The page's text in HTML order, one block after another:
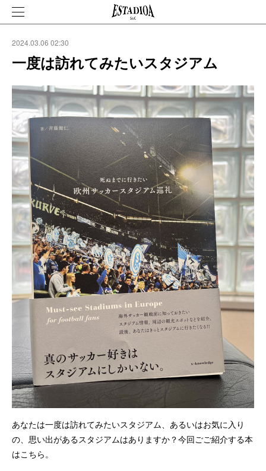
2024.03.06 02:30
一度は訪れてみたいスタジアム
あなたは一度は訪れてみたいスタジアム、あるいはお気に入り
の、思い出があるスタジアムはありますか？今回ごご紹介する本
はこちら。